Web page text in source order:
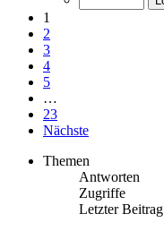
1
2
3
4
5
…
23
Nächste
Themen
Antworten
Zugriffe
Letzter Beitrag